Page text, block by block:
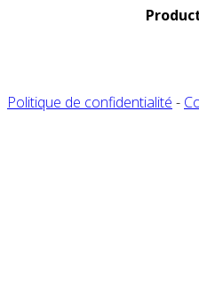
Politique de confidentialité -